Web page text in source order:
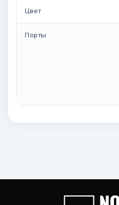
Цвет
Порты